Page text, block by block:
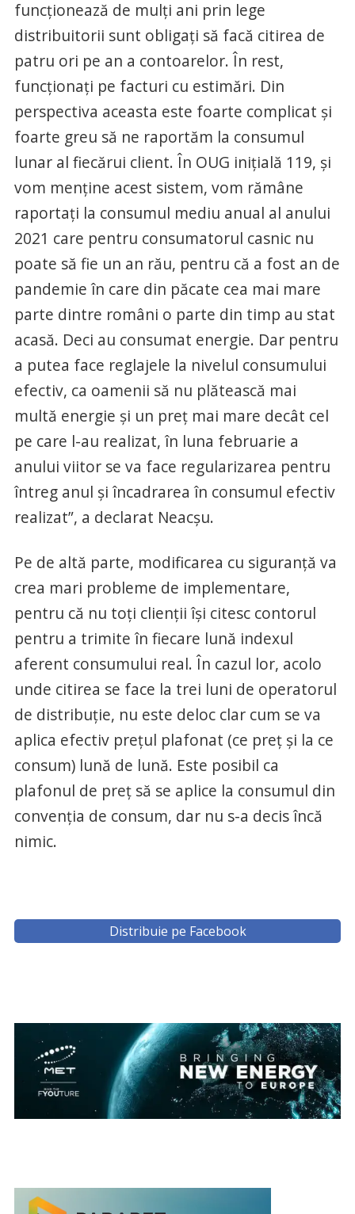
funcţionează de mulţi ani prin lege
distribuitorii sunt obligaţi să facă citirea de
patru ori pe an a contoarelor. În rest,
funcţionaţi pe facturi cu estimări. Din
perspectiva aceasta este foarte complicat şi
foarte greu să ne raportăm la consumul
lunar al fiecărui client. În OUG iniţială 119, şi
vom menţine acest sistem, vom rămâne
raportaţi la consumul mediu anual al anului
2021 care pentru consumatorul casnic nu
poate să fie un an rău, pentru că a fost an de
pandemie în care din păcate cea mai mare
parte dintre români o parte din timp au stat
acasă. Deci au consumat energie. Dar pentru
a putea face reglajele la nivelul consumului
efectiv, ca oamenii să nu plătească mai
multă energie şi un preţ mai mare decât cel
pe care l-au realizat, în luna februarie a
anului viitor se va face regularizarea pentru
întreg anul şi încadrarea în consumul efectiv
realizat”, a declarat Neacşu.
Pe de altă parte, modificarea cu siguranță va
crea mari probleme de implementare,
pentru că nu toți clienții își citesc contorul
pentru a trimite în fiecare lună indexul
aferent consumului real. În cazul lor, acolo
unde citirea se face la trei luni de operatorul
de distribuție, nu este deloc clar cum se va
aplica efectiv prețul plafonat (ce preț și la ce
consum) lună de lună. Este posibil ca
plafonul de preț să se aplice la consumul din
convenția de consum, dar nu s-a decis încă
nimic.
Distribuie pe Facebook